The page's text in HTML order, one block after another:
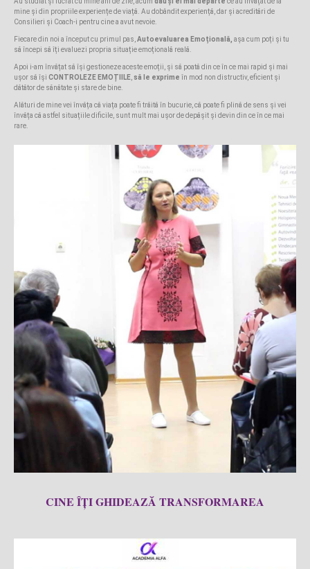
mine și din propriile experiențe de viață. Au dobândit experiență, dar și acreditări de
Consilieri și Coach-i pentru cine a avut nevoie.
Fiecare din noi a început cu primul pas, Autoevaluarea Emoțională, așa cum poți și tu
să începi să îți evaluezi propria situație emoțională reală.
Apoi i-am învățat să își gestioneze aceste emoții, și să poată din ce în ce mai rapid și mai
ușor să își CONTROLEZE EMOȚIILE să le exprime în mod non distructiv, eficient și
dătător de sănătate și stare de bine.
Alături de mine vei învăța că viața poate fi trăită în bucurie, că poate fi plină de sens și vei
învăța că astfel situațiile dificile, sunt mult mai ușor de depășit și devin din ce în ce mai
rare.
CINE ÎȚI GHIDEAZĂ TRANSFORMAREA